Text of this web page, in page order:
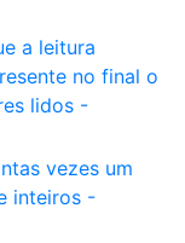
a leitura
no final o
lidos -
vezes um
inteiros -